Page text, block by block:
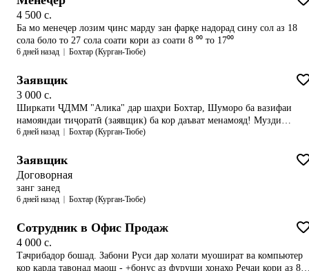
тарабхонаи «Малика», рӯ ба рӯи масҷиди маҳаллаи 14 ва наздики
дарвозаи Ботробод.📲 Тарзи муроҷиат:☝️Мо ба зангҳои телефонӣ
ҷавоб намедиҳем. Пас аз шиносоӣ бо маълумоти ирсолшуда, дар
ҳолати мувофиқ будани шумо мо худамон бо шумо тамос мегирем.
работы не важен, обучаем всех. Добро пожаловать в лучшую
4 500 c.
Ба мо менеҷер лозим ҷинс марду зан фарқе надорад сину сол аз 18
сола боло то 27 сола соати кори аз соати 8 ⁰⁰ то 17⁰⁰
6 дней назад Бохтар (Курган-Тюбе)
Заявщик
3 000 c.
Ширкати ҶДММ "Алика" дар шаҳри Бохтар, Шуморо ба вазифаи
намояндаи тиҷоратӣ (заявщик) ба кор даъват менамояд! Музди
меҳнат 4000 сомони + мукофотпулӣ (бонус) Аз рузи Душанбе то
рақами *98-760-30-41* дастрас намоед
6 дней назад Бохтар (Курган-Тюбе)
Заявщик
Договорная
занг занед
6 дней назад Бохтар (Курган-Тюбе)
Сотрудник в Офис Продаж
4 000 c.
Тачрибадор бошад. Забони Руси дар холати муошират ва компьютер
кор карда тавонад маош - +бонус аз фуруши хонахо Речаи кори аз 8